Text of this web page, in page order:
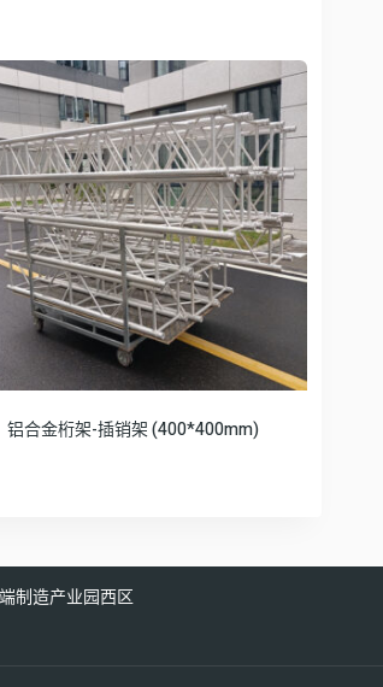
铝合金桁架-插销架 (400*400mm)
制造产业园西区